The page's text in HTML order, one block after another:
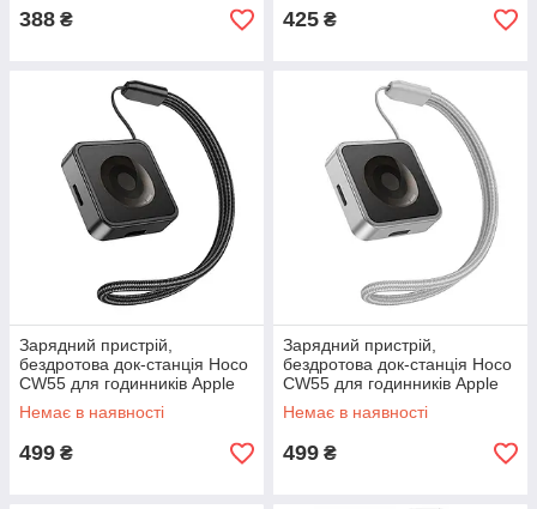
388 ₴ 425 ₴
Зарядний пристрій,
бездротова док-станція Hoco
CW55 для годинників Apple
Watch - Black
Немає в наявності
499 ₴
Зарядний пристрій,
бездротова док-станція Hoco
CW55 для годинників Apple
Watch - Silver
Немає в наявності
499 ₴